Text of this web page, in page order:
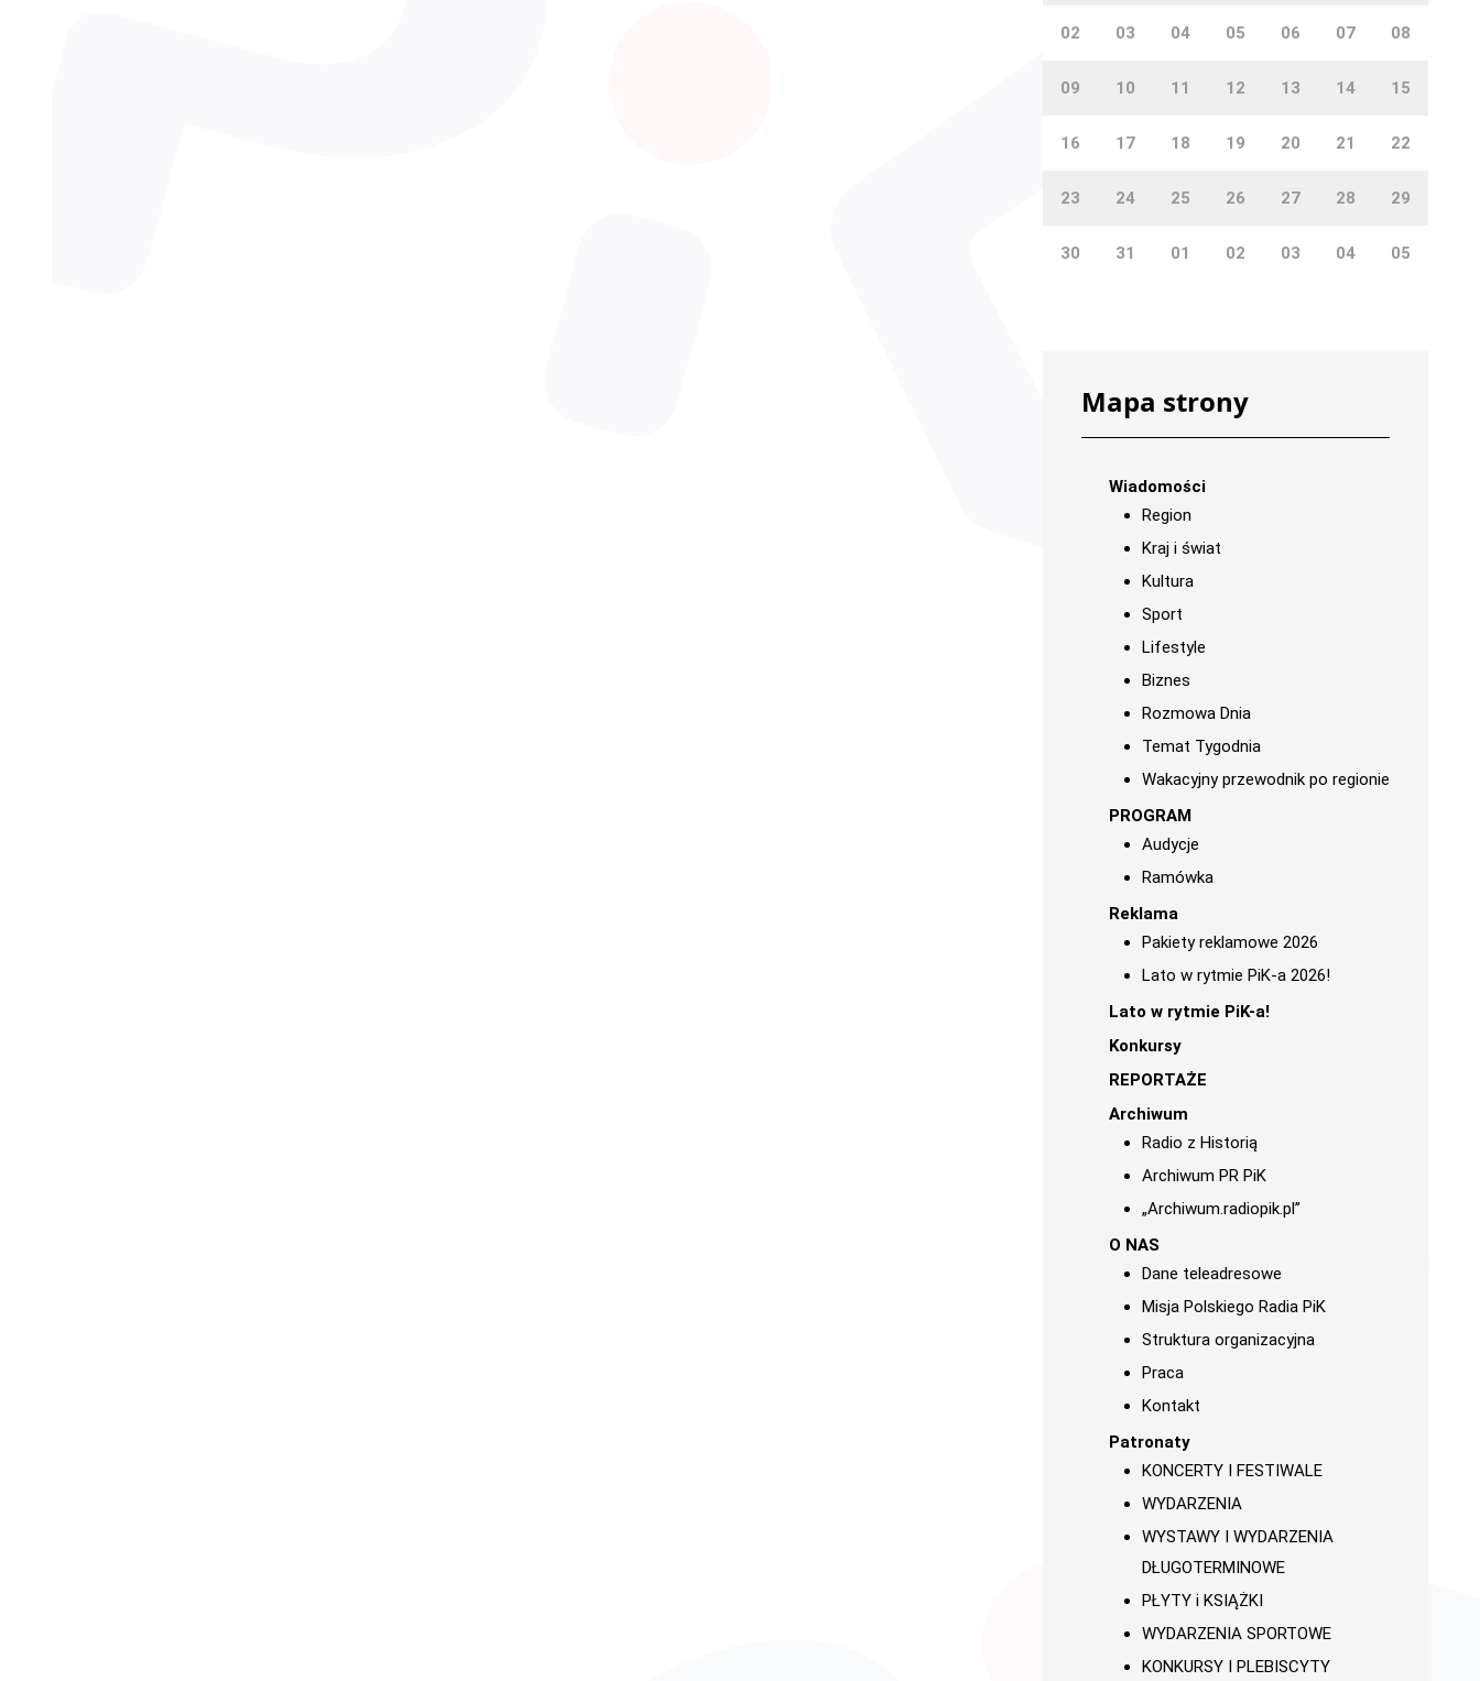
02 03 04 05 06 07 08
09 10 11 12 13 14 15
16 17 18 19 20 21 22
23 24 25 26 27 28 29
30 31 01 02 03 04 05
Mapa strony
Wiadomości
Region
Kraj i świat
Kultura
Sport
Lifestyle
Biznes
Rozmowa Dnia
Temat Tygodnia
Wakacyjny przewodnik po regionie
PROGRAM
Audycje
Ramówka
Reklama
Pakiety reklamowe 2026
Lato w rytmie PiK-a 2026!
Lato w rytmie PiK-a!
Konkursy
REPORTAŻE
Archiwum
Radio z Historią
Archiwum PR PiK
„Archiwum.radiopik.pl”
O NAS
Dane teleadresowe
Misja Polskiego Radia PiK
Struktura organizacyjna
Praca
Kontakt
Patronaty
KONCERTY I FESTIWALE
WYDARZENIA
WYSTAWY I WYDARZENIA
DŁUGOTERMINOWE
PŁYTY i KSIĄŻKI
WYDARZENIA SPORTOWE
KONKURSY I PLEBISCYTY